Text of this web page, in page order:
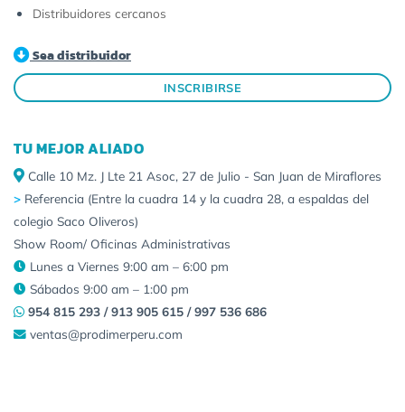
Distribuidores cercanos
Sea distribuidor
INSCRIBIRSE
TU MEJOR ALIADO
Calle 10 Mz. J Lte 21 Asoc, 27 de Julio - San Juan de Miraflores
> Referencia (Entre la cuadra 14 y la cuadra 28, a espaldas del
colegio Saco Oliveros)
Show Room/ Oficinas Administrativas
Lunes a Viernes 9:00 am – 6:00 pm
Sábados 9:00 am – 1:00 pm
954 815 293 / 913 905 615 / 997 536 686
ventas@prodimerperu.com